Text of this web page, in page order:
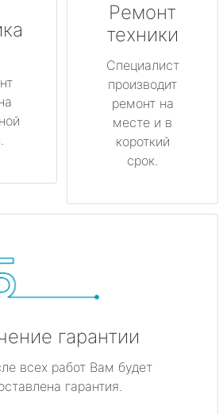
Ремонт
техники
Специалист
производит
ремонт на
месте и в
короткий
срок.
гарантии
всех работ Вам будет
гарантия.